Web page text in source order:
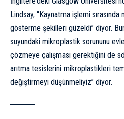
Lindsay, “Kaynatma işlemi
gösterme şekilleri güzeldi” diyor.
suyundaki mikroplastik sorununu
çözmeye çalışması gerektiğini de
arıtma tesislerini mikroplastikleri
değiştirmeyi düşünmeliyiz” diyor.